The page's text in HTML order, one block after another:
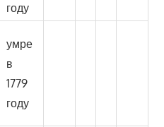
году
умре
в
1779
году